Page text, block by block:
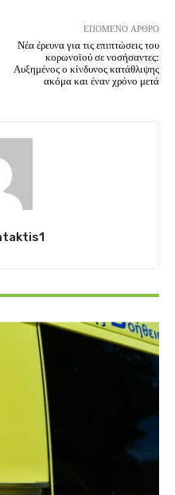
ΕΠΌΜΕΝΟ ΆΡΘΡΟ
Νέα έρευνα για τις επιπτώσεις του
κορωνοϊού σε νοσήσαντες:
Αυξημένος ο κίνδυνος κατάθλιψης
ακόμα και έναν χρόνο μετά